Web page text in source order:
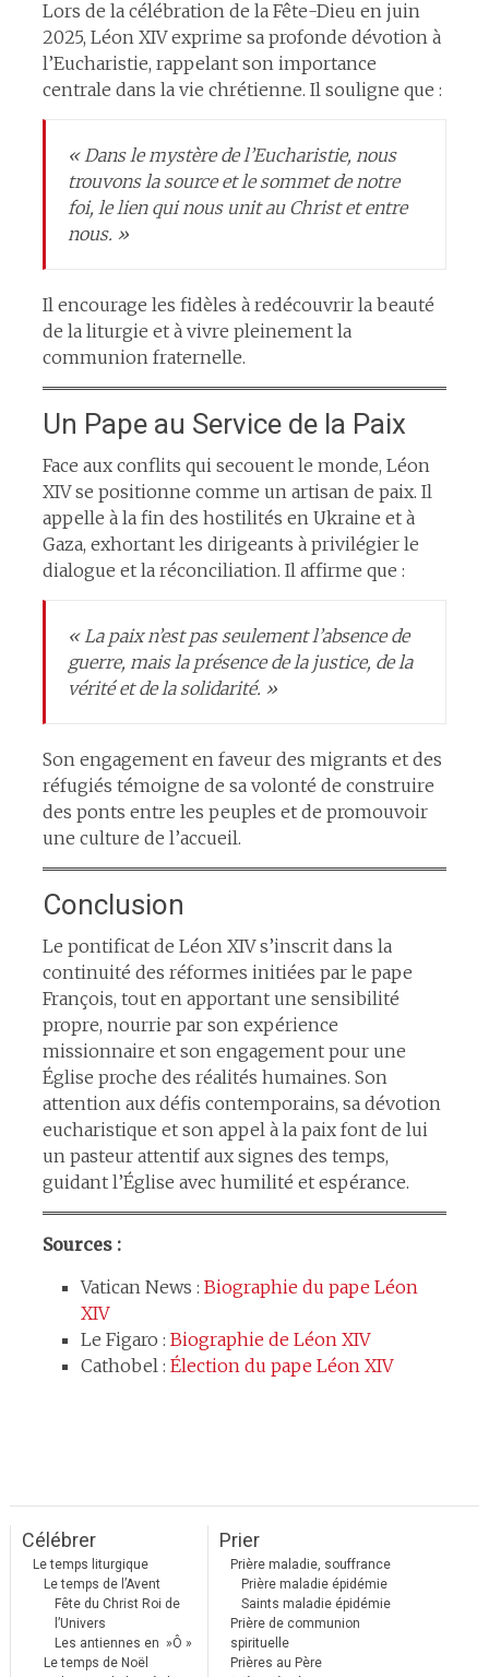
Lors de la célébration de la Fête-Dieu en juin
2025, Léon XIV exprime sa profonde dévotion à
l’Eucharistie, rappelant son importance
centrale dans la vie chrétienne. Il souligne que :​
« Dans le mystère de l’Eucharistie, nous
trouvons la source et le sommet de notre
foi, le lien qui nous unit au Christ et entre
nous. »​
Il encourage les fidèles à redécouvrir la beauté
de la liturgie et à vivre pleinement la
communion fraternelle.​
Un Pape au Service de la Paix
Face aux conflits qui secouent le monde, Léon
XIV se positionne comme un artisan de paix. Il
appelle à la fin des hostilités en Ukraine et à
Gaza, exhortant les dirigeants à privilégier le
dialogue et la réconciliation. Il affirme que :​
« La paix n’est pas seulement l’absence de
guerre, mais la présence de la justice, de la
vérité et de la solidarité. »​
Son engagement en faveur des migrants et des
réfugiés témoigne de sa volonté de construire
des ponts entre les peuples et de promouvoir
une culture de l’accueil.​
Conclusion
Le pontificat de Léon XIV s’inscrit dans la
continuité des réformes initiées par le pape
François, tout en apportant une sensibilité
propre, nourrie par son expérience
missionnaire et son engagement pour une
Église proche des réalités humaines. Son
attention aux défis contemporains, sa dévotion
eucharistique et son appel à la paix font de lui
un pasteur attentif aux signes des temps,
guidant l’Église avec humilité et espérance.​
Sources :
Vatican News : Biographie du pape Léon
XIV
Le Figaro : Biographie de Léon XIV
Cathobel : Élection du pape Léon XIV
Célébrer
Le temps liturgique
Le temps de l’Avent
Fête du Christ Roi de
l’Univers
Les antiennes en »Ô »
Le temps de Noël
Prier
Prière maladie, souffrance
Prière maladie épidémie
Saints maladie épidémie
Prière de communion
spirituelle
Prières au Père